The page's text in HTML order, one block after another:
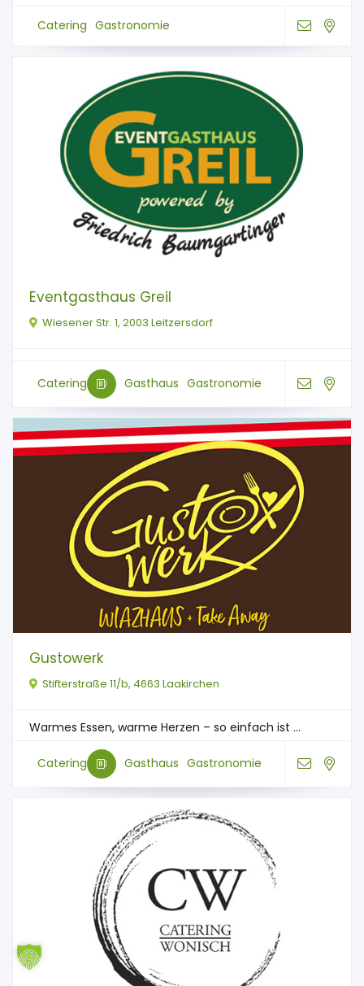
Catering Gastronomie
Eventgasthaus Greil
Wiesener Str. 1, 2003 Leitzersdorf
Catering Gasthaus Gastronomie
Gustowerk
Stifterstraße 11/b, 4663 Laakirchen
Warmes Essen, warme Herzen – so einfach ist ...
Catering Gasthaus Gastronomie